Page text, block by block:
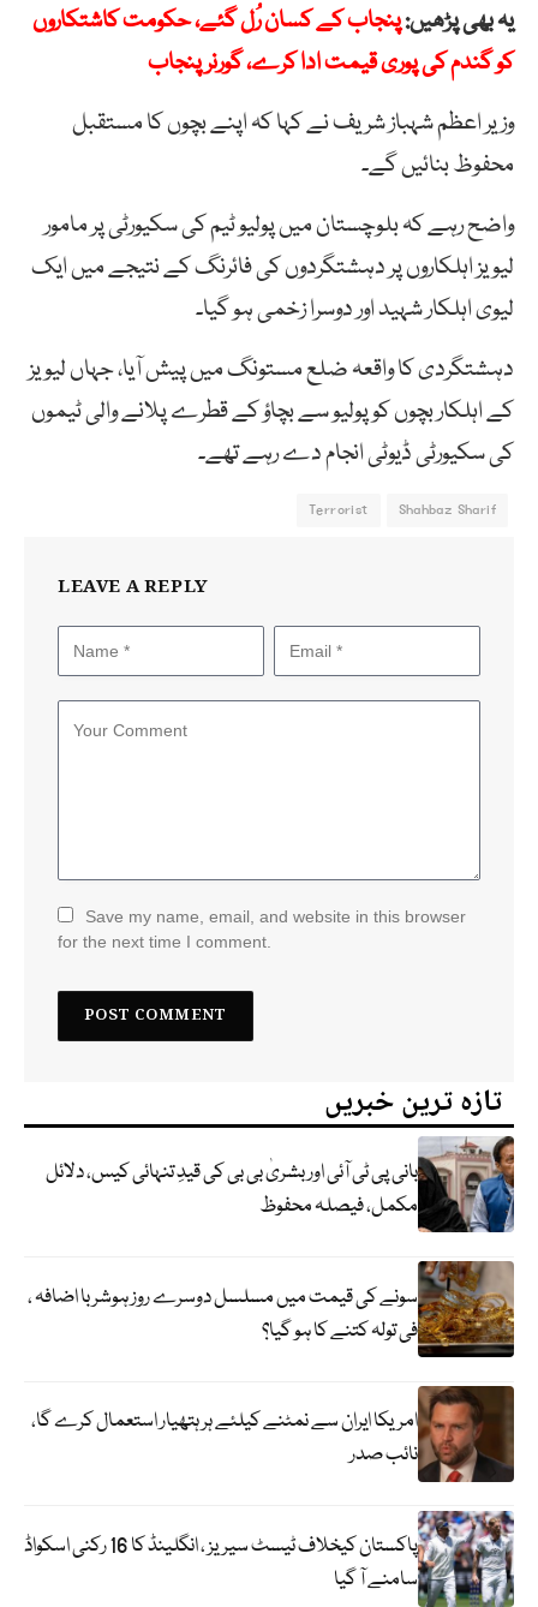
یہ بھی پڑھیں:پنجاب کے کسان رُل گئے، حکومت کاشتکاروں
کو گندم کی پوری قیمت ادا کرے، گورنر پنجاب
وزیر اعظم شہباز شریف نے کہا کہ اپنے بچوں کا مستقبل
محفوظ بنائیں گے۔
واضح رہے کہ بلوچستان میں پولیو ٹیم کی سکیورٹی پر مامور
لیویز اہلکاروں پر دہشتگردوں کی فائرنگ کے نتیجے میں ایک
لیوی اہلکار شہید اور دوسرا زخمی ہو گیا۔
دہشتگردی کا واقعہ ضلع مستونگ میں پیش آیا، جہاں لیویز
کے اہلکار بچوں کو پولیو سے بچاؤ کے قطرے پلانے والی ٹیموں
کی سکیورٹی ڈیوٹی انجام دے رہے تھے۔
Shahbaz Sharif
Terrorist
LEAVE A REPLY
Save my name, email, and website in this browser
for the next time I comment.
تازہ ترین خبریں
بانی پی ٹی آئی اور بشریٰ بی بی کی قیدِ تنہائی کیس، دلائل
مکمل، فیصلہ محفوظ
سونے کی قیمت میں مسلسل دوسرے روز ہوشربا اضافہ ،
فی تولہ کتنے کا ہو گیا؟
امریکا ایران سے نمٹنے کیلئے ہر ہتھیار استعمال کرے گا،
نائب صدر
پاکستان کیخلاف ٹیسٹ سیریز ، انگلینڈ کا 16 رکنی اسکواڈ
سامنے آ گیا